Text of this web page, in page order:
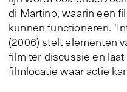
di Martino, waarin een
kunnen functioneren.
(2006) stelt elementen
film ter discussie en
filmlocatie waar actie